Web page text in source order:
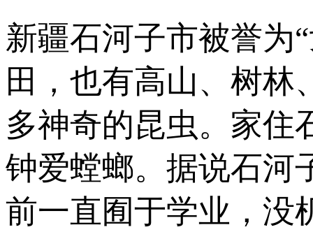
新疆石河子市被誉为
田，也有高山、树林
多神奇的昆虫。家住
钟爱螳螂。据说石河
前一直囿于学业，没